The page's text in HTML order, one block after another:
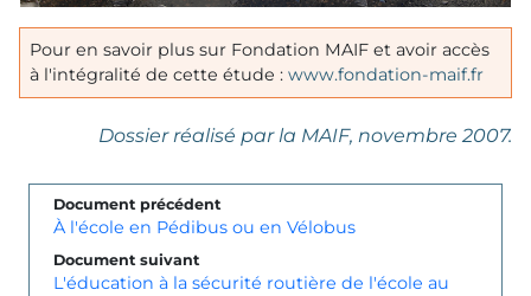
Pour en savoir plus sur Fondation MAIF et avoir accès
à l'intégralité de cette étude : www.fondation-maif.fr
Dossier réalisé par la MAIF, novembre 2007.
Document précédent
À l'école en Pédibus ou en Vélobus
Document suivant
L'éducation à la sécurité routière de l'école au